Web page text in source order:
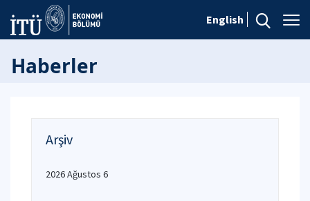
English
Haberler
Arşiv
2026 Ağustos 6